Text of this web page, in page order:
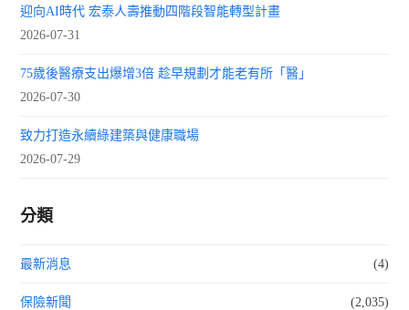
迎向AI時代 宏泰人壽推動四階段智能轉型計畫
2026-07-31
75歲後醫療支出爆增3倍 趁早規劃才能老有所「醫」
2026-07-30
致力打造永續綠建築與健康職場
2026-07-29
分類
最新消息 (4)
保險新聞 (2,035)